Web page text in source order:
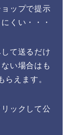
ップで提示
くい・・・
て送るだけ
い場合はも
らえます。
ックして公